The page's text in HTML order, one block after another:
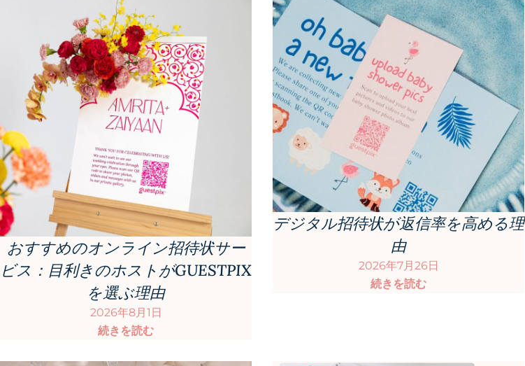
おすすめのオンライン招待状サー
ビス：目利きのホストがGUESTPIX
を選ぶ理由
2026年8月1日
続きを読む
デジタル招待状が返信率を高める理
由
2026年7月26日
続きを読む